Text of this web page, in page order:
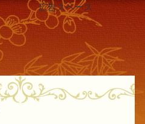
広告スペース